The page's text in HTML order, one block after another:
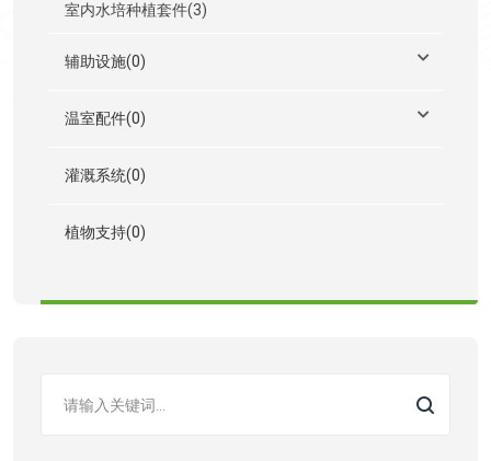
室内水培种植套件(3)
辅助设施(0)
温室配件(0)
灌溉系统(0)
植物支持(0)